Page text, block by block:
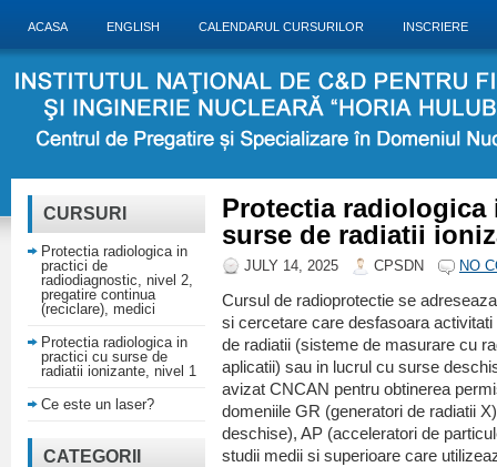
ACASA ENGLISH CALENDARUL CURSURILOR INSCRIERE
Protectia
surse de radiatii
JULY 14, 2025 CPSDN NO
Cursul de radioprotectie se
si cercetare care desfasoara
de radiatii (sisteme de masurare cu
aplicatii) sau in lucrul cu surse
avizat CNCAN pentru obtinerea
domeniile GR (generatori de radiatii
deschise), AP (acceleratori de
studii medii si superioare care
CURSURI
Protectia radiologica in
practici de
radiodiagnostic, nivel 2,
pregatire continua
(reciclare), medici
Protectia radiologica in
practici cu surse de
radiatii ionizante, nivel 1
Ce este un laser?
CATEGORII